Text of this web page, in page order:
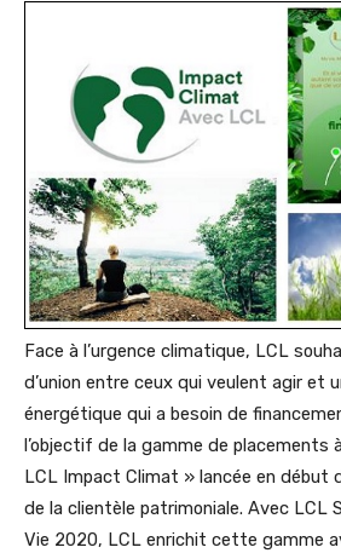
Face à l’urgence climatique, LCL
d’union entre ceux qui veulent agir et
énergétique qui a besoin de
l’objectif de la gamme de placements
LCL Impact Climat » lancée en début
de la clientèle patrimoniale. Avec LCL
Vie 2020, LCL enrichit cette gamme